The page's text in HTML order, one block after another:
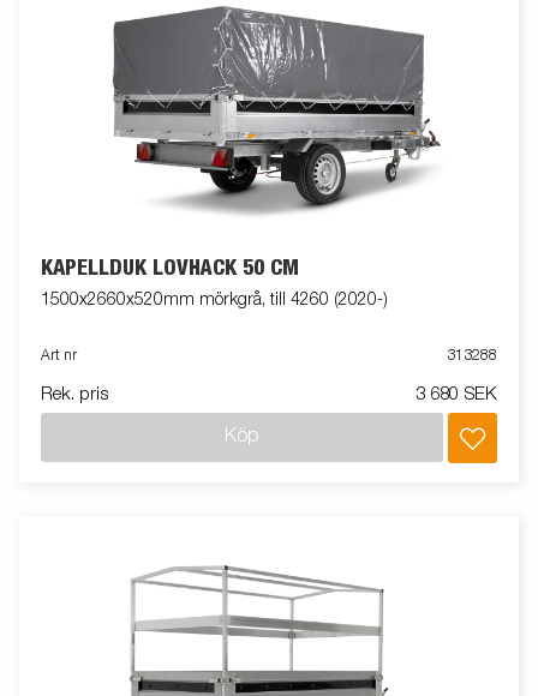
KAPELLDUK LÖVHÄCK 50 CM
1500x2660x520mm mörkgrå, till 4260 (2020-)
Art nr 313288
Rek. pris 3 680 SEK
Köp